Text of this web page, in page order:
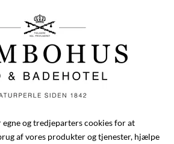
og tredjeparters cookies for at
af vores produkter og tjenester, hjælpe